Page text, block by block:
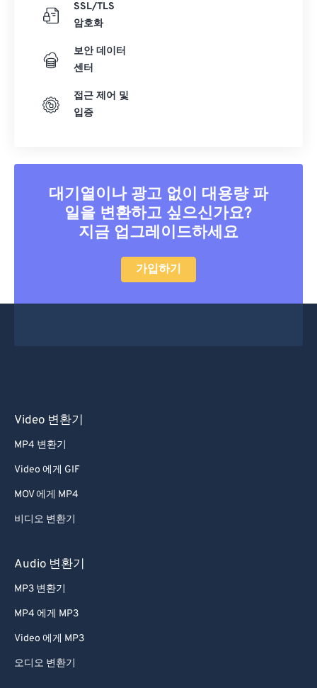
SSL/TLS
암호화
보안 데이터
센터
접근 제어 및
입증
대기열이나 광고 없이 대용량 파
일을 변환하고 싶으신가요?
지금 업그레이드하세요
가입하기
Video 변환기
MP4 변환기
Video 에게 GIF
MOV 에게 MP4
비디오 변환기
Audio 변환기
MP3 변환기
MP4 에게 MP3
Video 에게 MP3
오디오 변환기